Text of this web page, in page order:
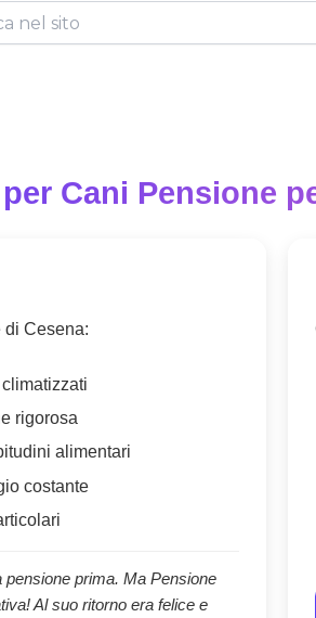
Cani Pensione
di Cesena:
rigorosa
alimentari
costante
pensione prima. Ma Pensione
Al suo ritorno era felice e